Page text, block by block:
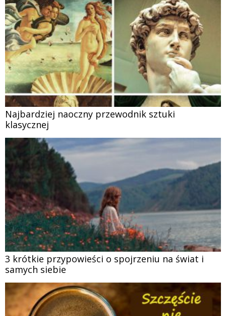
Najbardziej naoczny przewodnik sztuki
klasycznej
3 krótkie przypowieści o spojrzeniu na świat i
samych siebie